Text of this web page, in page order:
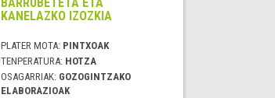
KANELAZKO IZOZKIA
PLATER MOTA: PINTXOAK
TENPERATURA: HOTZA
OSAGARRIAK: GOZOGINTZAKO
ELABORAZIOAK